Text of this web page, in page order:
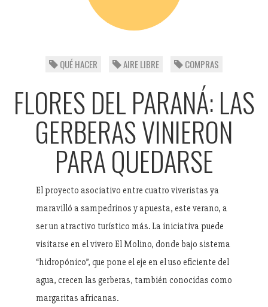
QUÉ HACER AIRE LIBRE COMPRAS
FLORES DEL PARANÁ: LAS
GERBERAS VINIERON
PARA QUEDARSE
El proyecto asociativo entre cuatro viveristas ya
maravilló a sampedrinos y apuesta, este verano, a
ser un atractivo turístico más. La iniciativa puede
visitarse en el vivero El Molino, donde bajo sistema
“hidropónico”, que pone el eje en el uso eficiente del
agua, crecen las gerberas, también conocidas como
margaritas africanas.